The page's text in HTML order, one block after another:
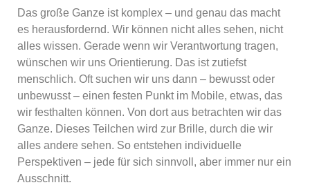
Das große Ganze ist komplex – und genau das macht
es herausfordernd. Wir können nicht alles sehen, nicht
alles wissen. Gerade wenn wir Verantwortung tragen,
wünschen wir uns Orientierung. Das ist zutiefst
menschlich. Oft suchen wir uns dann – bewusst oder
unbewusst – einen festen Punkt im Mobile, etwas, das
wir festhalten können. Von dort aus betrachten wir das
Ganze. Dieses Teilchen wird zur Brille, durch die wir
alles andere sehen. So entstehen individuelle
Perspektiven – jede für sich sinnvoll, aber immer nur ein
Ausschnitt.